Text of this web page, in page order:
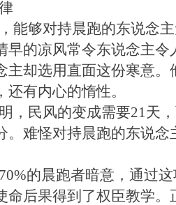
能够对持晨跑的东说念
早的凉风常令东说念主令
主却选用直面这份寒意。
有内心的惰性。
，民风的变成需要21天
。难怪对持晨跑的东说念
的晨跑者暗意，通过
命后果得到了权臣教学。